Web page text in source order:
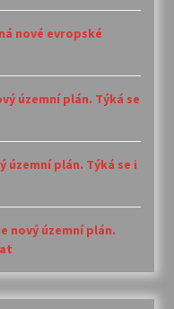
nové evropské
územní plán. Týká se
územní plán. Týká se i
nový územní plán.